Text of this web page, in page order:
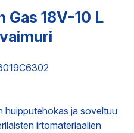
Gas 18V-10 L
huipputehokas ja soveltuu
irtomateriaalien